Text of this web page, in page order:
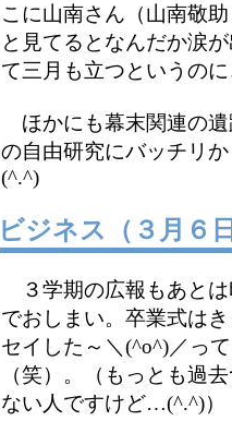
こに山南さん（山南敬
と見てるとなんだか涙
て三月も立つというの
ほかにも幕末関連の遺
の自由研究にバッチリ
(^.^)
ビジネス（３月６
３学期の広報もあとは
でおしまい。卒業式は
セイした～＼(^o^)／っ
（笑）。（もっとも過
ない人ですけど…(^.^)）